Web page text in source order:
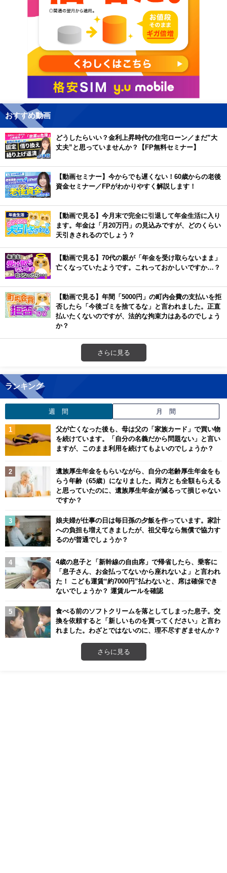
おすすめ動画
どうしたらいい？金利上昇時代の住宅ローン／まだ”大
丈夫”と思っていませんか？【FP無料セミナー】
【動画セミナー】今からでも遅くない！60歳からの老後
資金セミナー／FPがわかりやすく解説します！
【動画で見る】今月末で完全に引退して年金生活に入り
ます。年金は「月20万円」の見込みですが、どのくらい
天引きされるのでしょう？
【動画で見る】70代の親が「年金を受け取らないまま」
亡くなっていたようです。これっておかしいですか…？
【動画で見る】年間「5000円」の町内会費の支払いを拒
否したら「今後ゴミを捨てるな」と言われました。正直
払いたくないのですが、法的な拘束力はあるのでしょう
か？
さらに見る
ランキング
週 間 月 間
父が亡くなった後も、母は父の「家族カード」で買い物
を続けています。「自分の名義だから問題ない」と言い
ますが、このまま利用を続けてもよいのでしょうか？
遺族厚生年金をもらいながら、自分の老齢厚生年金をも
らう年齢（65歳）になりました。両方とも全額もらえる
と思っていたのに、遺族厚生年金が減るって損じゃない
ですか？
娘夫婦が仕事の日は毎日孫の夕飯を作っています。家計
への負担も増えてきましたが、祖父母なら無償で協力す
るのが普通でしょうか？
4歳の息子と「新幹線の自由席」で帰省したら、乗客に
「息子さん、お金払ってないから座れないよ」と言われ
た！ こども運賃“約7000円”払わないと、席は確保でき
ないでしょうか？ 運賃ルールを確認
食べる前のソフトクリームを落としてしまった息子。交
換を依頼すると「新しいものを買ってください」と言わ
れました。わざとではないのに、理不尽すぎませんか？
さらに見る